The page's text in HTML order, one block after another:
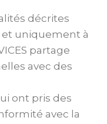
décrites
uniquement à
partage
avec des
ont pris des
avec la